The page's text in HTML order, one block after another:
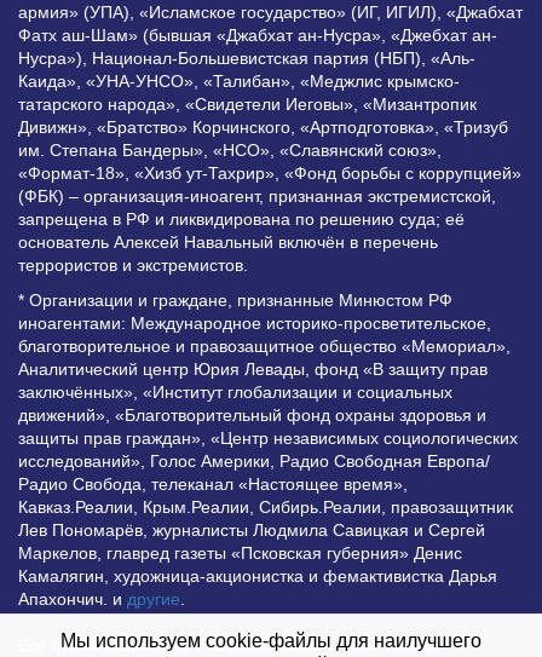
армия» (УПА), «Исламское государство» (ИГ, ИГИЛ), «Джабхат
Фатх аш-Шам» (бывшая «Джабхат ан-Нусра», «Джебхат ан-
Нусра»), Национал-Большевистская партия (НБП), «Аль-
Каида», «УНА-УНСО», «Талибан», «Меджлис крымско-
татарского народа», «Свидетели Иеговы», «Мизантропик
Дивижн», «Братство» Корчинского, «Артподготовка», «Тризуб
им. Степана Бандеры», «НСО», «Славянский союз»,
«Формат-18», «Хизб ут-Тахрир», «Фонд борьбы с коррупцией»
(ФБК) – организация-иноагент, признанная экстремистской,
запрещена в РФ и ликвидирована по решению суда; её
основатель Алексей Навальный включён в перечень
террористов и экстремистов.
* Организации и граждане, признанные Минюстом РФ
иноагентами: Международное историко-просветительское,
благотворительное и правозащитное общество «Мемориал»,
Аналитический центр Юрия Левады, фонд «В защиту прав
заключённых», «Институт глобализации и социальных
движений», «Благотворительный фонд охраны здоровья и
защиты прав граждан», «Центр независимых социологических
исследований», Голос Америки, Радио Свободная Европа/
Радио Свобода, телеканал «Настоящее время»,
Кавказ.Реалии, Крым.Реалии, Сибирь.Реалии, правозащитник
Лев Пономарёв, журналисты Людмила Савицкая и Сергей
Маркелов, главред газеты «Псковская губерния» Денис
Камалягин, художница-акционистка и фемактивистка Дарья
Апахончич. и другие
Все права защищены и охраняются законом. Любое
Мы используем cookie-файлы для наилучшего